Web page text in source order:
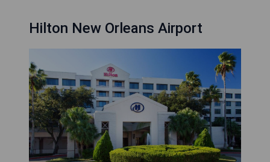
Hilton New Orleans Airport